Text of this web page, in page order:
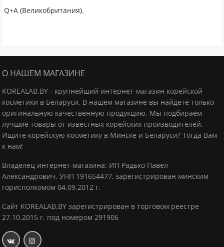
Q+A (Великобритания).
О НАШЕМ МАГАЗИНЕ
KOREALAB.BY - крупнейший интернет-магазин корейской
косметики в Беларуси. В нашем магазине вы найдете только
оригинальную качественную продукцию. Мы подбираем
лучшие товары от известных корейских производителей.
Ищите корейскую косметику в Минске и Беларуси? Тогда Вам
к нам!
Владелец интернет-магазина: ИП Радько Павел
Александрович. УНП 191654477, зарегистрирован минским
горисполкомом 04.09.2012 г.
Сайт KOREALAB.BY зарегистрирован в торговом реестре
27.10.2015 г. под номером 291906